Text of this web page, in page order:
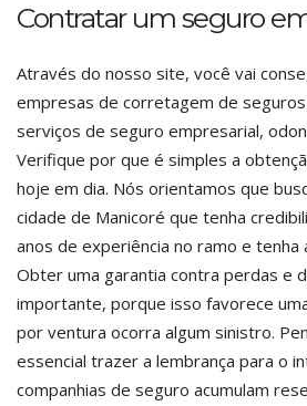
Contratar um seguro
Através do nosso site, você vai
empresas de corretagem de
serviços de seguro empresarial,
Verifique por que é simples a
hoje em dia. Nós orientamos que
cidade de Manicoré que tenha
anos de experiência no ramo e tenha
Obter uma garantia contra perdas e
importante, porque isso favorece
por ventura ocorra algum sinistro.
essencial trazer a lembrança para o
companhias de seguro acumulam